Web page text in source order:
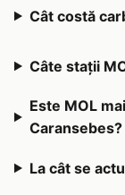
Cât costă
Câte stații
Este MOL
Caransebes?
La cât se